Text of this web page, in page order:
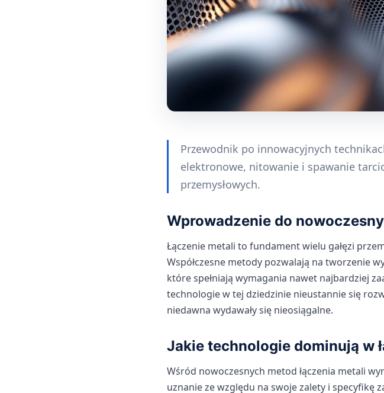
Przewodnik po innowacyjnych
elektronowe, nitowanie i spawanie
przemysłowych.
Wprowadzenie do
Łączenie metali to fundament wielu gałęzi
Współczesne metody pozwalają na tworzenie
które spełniają wymagania nawet najbardziej
technologie w tej dziedzinie nieustannie się
niedawna wydawały się nieosiągalne.
Jakie technologie dominują w
Wśród nowoczesnych metod łączenia metali
uznanie ze względu na swoje zalety i specyfikę